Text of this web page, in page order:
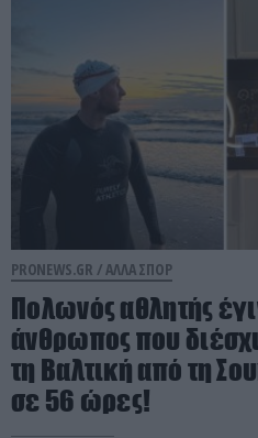
PRONEWS.GR /ΑΛΛΑ ΣΠΟΡ
Πολωνός αθλητής
άνθρωπος που
τη Βαλτική από τη
σε 56 ώρες!